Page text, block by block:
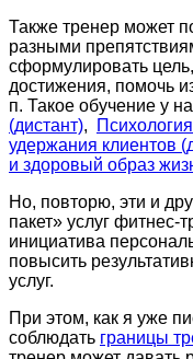
Также тренер может
разными
сформулировать
достижения, помочь
п. Такое обучение у
(дистант),
удержания клиентов
и здоровый образ
Но, повторю, эти и
пакет» услуг
инициатива
повысить
услуг.
При этом, как я уже
соблюдать границы